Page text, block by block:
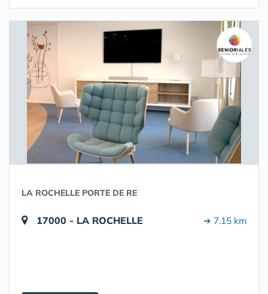
LA ROCHELLE PORTE DE RE
17000 - LA ROCHELLE ➔ 7.15 km